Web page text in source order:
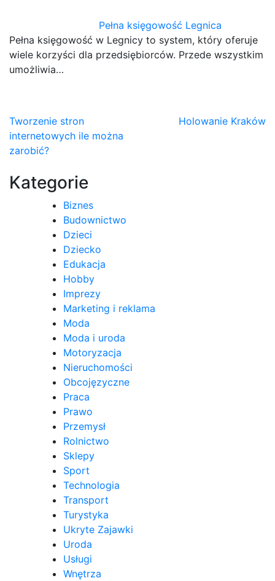
Pełna księgowość Legnica
Pełna księgowość w Legnicy to system, który oferuje
wiele korzyści dla przedsiębiorców. Przede wszystkim
umożliwia…
Nawigacja
wpisu
Tworzenie stron
internetowych ile można
zarobić?
Holowanie Kraków
Kategorie
Biznes
Budownictwo
Dzieci
Dziecko
Edukacja
Hobby
Imprezy
Marketing i reklama
Moda
Moda i uroda
Motoryzacja
Nieruchomości
Obcojęzyczne
Praca
Prawo
Przemysł
Rolnictwo
Sklepy
Sport
Technologia
Transport
Turystyka
Ukryte Zajawki
Uroda
Usługi
Wnętrza